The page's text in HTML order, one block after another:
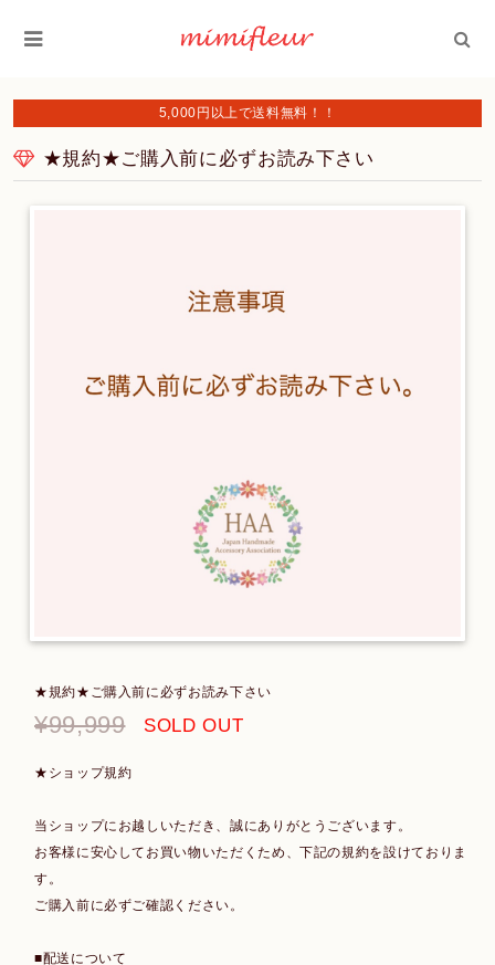
5,000円以上で送料無料！！
★規約★ご購入前に必ずお読み下さい
★規約★ご購入前に必ずお読み下さい
¥99,999 SOLD OUT
★ショップ規約
当ショップにお越しいただき、誠にありがとうございます。
お客様に安心してお買い物いただくため、下記の規約を設けておりま
す。
ご購入前に必ずご確認ください。
■配送について